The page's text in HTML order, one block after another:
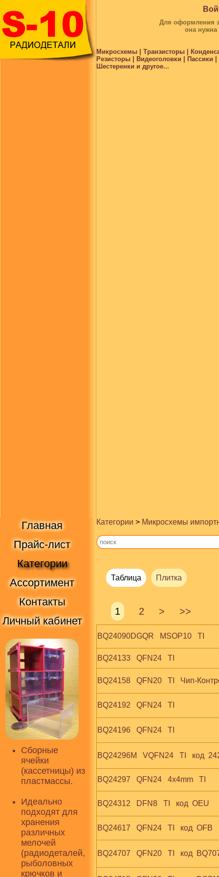
Для оформления
она
Микросхемы | Транзисторы |
Резисторы | Видеоголовки |
Шестеренки и другое...
Главная
Прайс-лист
Категории
Ассортимент
Контакты
Личный кабинет
Сборные
ячейки
(кассетницы) из
пластмассы.
Идеально
подходят для
хранения
различных
мелочей
(радиодеталей,
рыболовных
крючков и
Категории > Микросхемы
Таблица Плитка
1 2 > >>
BQ24090DGQR   MSOP10   TI
BQ24133   QFN24   TI
BQ24158   QFN20   TI   Чип-
BQ24192   QFN24   TI
BQ24196   QFN24   TI
BQ24296M   VQFN24   TI   код
BQ24297   QFN24   4x4mm   TI
BQ24312   DFN8   TI   код  OEU
BQ24617   QFN24   TI   код  OFB
BQ24707   QFN20   TI   код